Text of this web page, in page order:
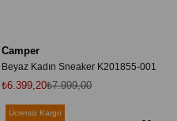
Camper
Beyaz Kadın Sneaker K201855-001
₺6.399,20₺7.999,00
Ücretsiz Kargo